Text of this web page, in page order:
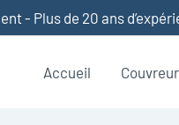
- Plus de 20 ans
Accueil Couvreur